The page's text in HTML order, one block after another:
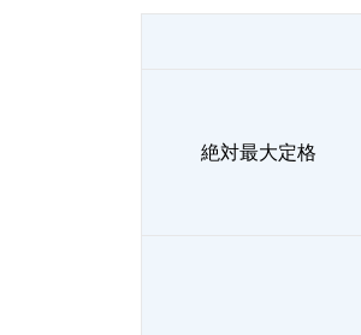
絶対最大定格